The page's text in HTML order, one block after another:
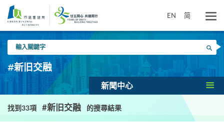
要
EN 简
入
關
鍵
搜尋
#新旧交融
新聞中心
找到33項 #新旧交融 的搜尋結果